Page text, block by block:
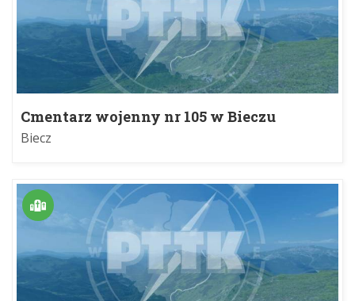
Cmentarz wojenny nr 105 w Bieczu
Biecz